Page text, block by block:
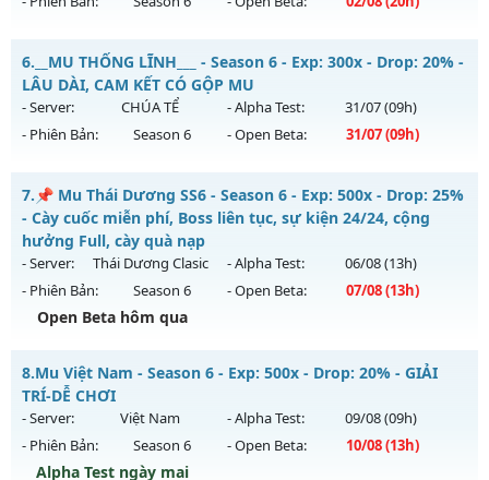
Thể loại: Mu Nguyên bản Webzen
Antihack: X-Team
MU HỎA LONG 6.9 - 🌍 Website: https://muhoalong.pro
Mu mới ra tháng 08 2026 - Mở máy chủ
https://facebook.com/muhoalongvào 20h ngày
02/08/2626
Kiểu reset: Non Reset
Thể loại: Mu Nguyên bản Webzen
Antihack: XShield
6. __MU THỐNG LĨNH___ - Season 6 - Exp: 300x - Drop: 20% -
LÂU DÀI, CAM KẾT CÓ GỘP MU
- Server: CHÚA TỂ - Alpha Test: 31/07(09h)
- Phiên Bản:
Season 6 - Open Beta: 31/07(09h)
__MU THỐNG LĨNH___ - LÂU DÀI, CAM KẾT CÓ GỘP MU
Mu mới ra tháng 07 2026 - Mở máy chủCHÚA TỂvào 09h
ngày 31/07/2626
Exp: 300x - Drop: 20%
Antihack: UGK ANTIHACK
7. 📌 Mu Thái Dương SS6 - Season 6 - Exp: 500x - Drop: 25%
- Cày cuốc miễn phí, Boss liên tục, sự kiện 24/24, cộng
hưởng Full, cày quà nạp
- Server: Thái Dương Clasic - Alpha Test: 06/08(13h)
- Phiên Bản:
Season 6 - Open Beta: 07/08(13h)
Open Beta hôm qua
📌 Mu Thái Dương SS6 - Cày cuốc miễn phí, Boss liên tục,
sự kiện 24/24, cộng hưởng Full, cày quà nạp
Mu mới ra tháng 08 2026 - Mở máy chủ
Thái Dương Clasic
vào 13h ngày 07/08/2626
Exp: 500x - Drop: 25%
8.Mu Việt Nam - Season 6 - Exp: 500x - Drop: 20% - GIẢI
TRÍ-DỄ CHƠI
- Server: Việt Nam - Alpha Test: 09/08(09h)
- Phiên Bản:
Season 6 - Open Beta: 10/08(13h)
Alpha Test ngày mai